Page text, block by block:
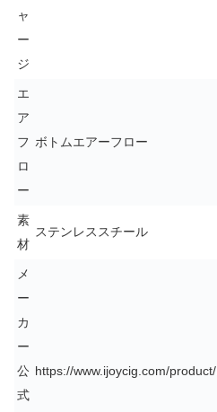
ャ
ー
ジ
エ
ア
フ
ロ
ー
ボトムエアーフロー
素
材
ステンレススチール
メ
ー
カ
ー
公
式
https://www.ijoycig.com/